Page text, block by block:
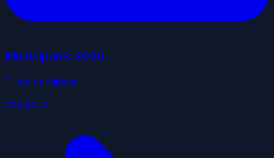
Municipales 2026
1 liste candidate
datagouv